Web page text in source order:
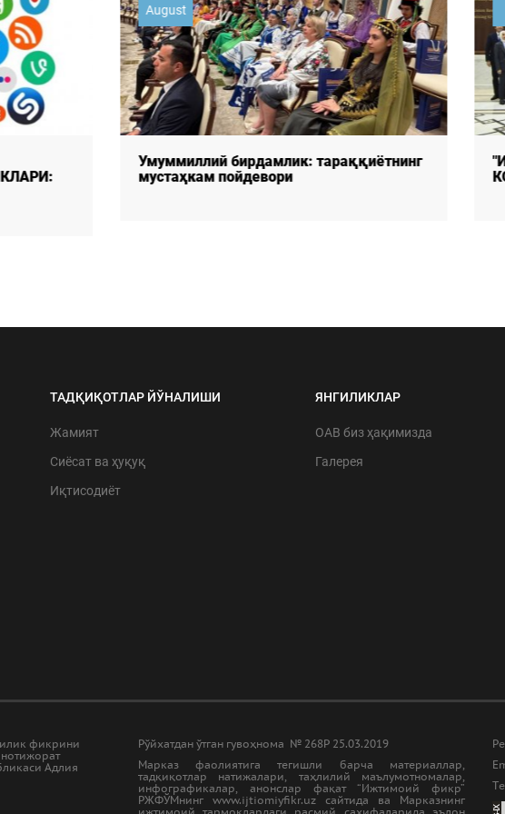
July
"ИЖТИМОИЙ ФИКР" РЖФЎМ ХАЛҚАРО
КОНФЕРЕНЦИЯ ИШИДА ИШТИРОК ЭТДИ
ТАДҚИҚОТЛАР ЙЎНАЛИШИ
Жамият
Сиёсат ва ҳуқуқ
Иқтисодиёт
ЯНГИЛИКЛАР
ОАВ биз ҳақимизда
Галерея
фикрини
Адлия
Рўйхатдан ўтган гувоҳнома № 268Р 25.03.2019
Марказ фаолиятига тегишли барча материаллар,
тадқиқотлар натижалари, таҳлилий маълумотномалар,
инфографикалар, анонслар фақат “Ижтимоий фикр”
РЖФЎМнинг www.ijtiomiyfikr.uz сайтида ва Марказнинг